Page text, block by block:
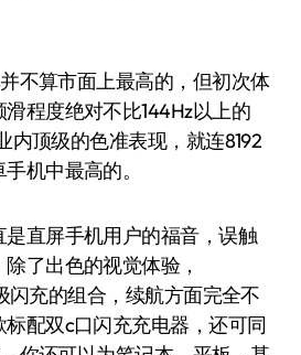
不算市面上最高的，但初次体
程度绝对不比144Hz以上的
内顶级的色准表现，就连8192
机中最高的。
直屏手机用户的福音，误触
了出色的视觉体验，
充的组合，续航方面完全不
配双c口闪充充电器，还可同